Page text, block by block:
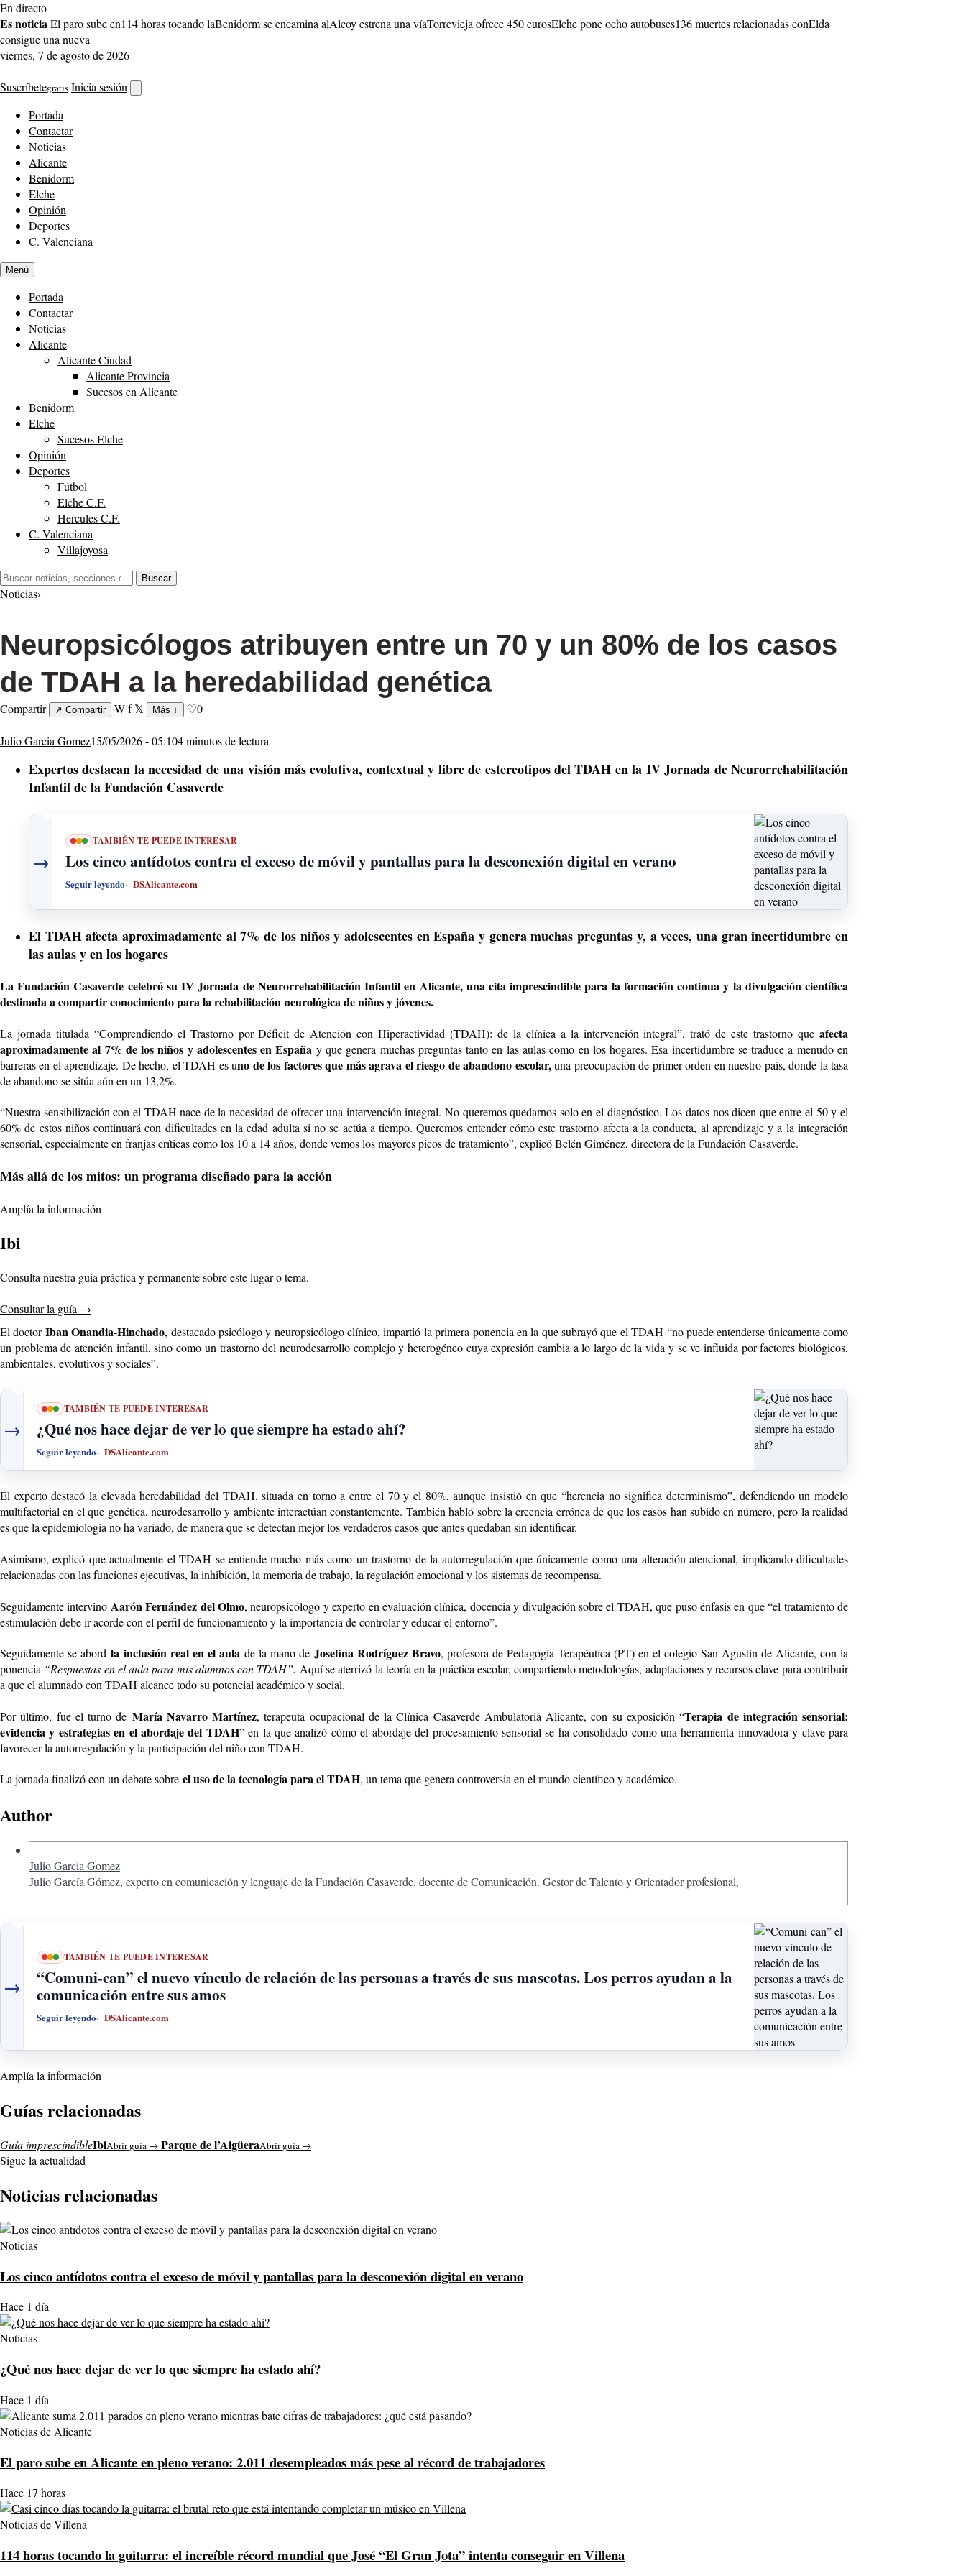
Saltar
al
contenido
En directo
Es noticiaEl paro sube en114 horas tocando laBenidorm se encamina alAlcoy estrena una víaTorrevieja ofrece 450 eurosElche pone ocho autobuses136 muertes relacionadas conElda
consigue una nueva
viernes, 7 de agosto de 2026
Suscríbetegratis Inicia sesión
buscador
Portada
Contactar
Noticias
Alicante
Benidorm
Elche
Opinión
Deportes
C. Valenciana
Menú
Portada
Contactar
Noticias
Alicante
Alicante Ciudad
Alicante Provincia
Sucesos en Alicante
Benidorm
Elche
Sucesos Elche
Opinión
Deportes
Fútbol
Elche C.F.
Hercules C.F.
C. Valenciana
Villajoyosa
Buscar:
Buscar
Noticias›
Neuropsicólogos atribuyen entre un 70 y un 80% de los casos
de TDAH a la heredabilidad genética
Compartir ↗ Compartir Wf 𝕏 Más ↓ ♡0
Julio Garcia Gomez15/05/2026 - 05:104 minutos de lectura
Expertos destacan la necesidad de una visión más evolutiva, contextual y libre de estereotipos del TDAH en la IV Jornada de Neurorrehabilitación
Infantil de la Fundación Casaverde
→
TAMBIÉN TE PUEDE INTERESAR
Los cinco antídotos contra el exceso de móvil y pantallas para la desconexión digital en verano
Seguir leyendo DSAlicante.com
El TDAH afecta aproximadamente al 7% de los niños y adolescentes en España y genera muchas preguntas y, a veces, una gran incertidumbre en
las aulas y en los hogares
La Fundación Casaverde celebró su IV Jornada de Neurorrehabilitación Infantil en Alicante, una cita imprescindible para la formación continua y la divulgación científica
destinada a compartir conocimiento para la rehabilitación neurológica de niños y jóvenes.
La jornada titulada “Comprendiendo el Trastorno por Déficit de Atención con Hiperactividad (TDAH): de la clínica a la intervención integral”, trató de este trastorno que afecta
aproximadamente al 7% de los niños y adolescentes en España y que genera muchas preguntas tanto en las aulas como en los hogares. Esa incertidumbre se traduce a menudo en
barreras en el aprendizaje. De hecho, el TDAH es uno de los factores que más agrava el riesgo de abandono escolar,una preocupación de primer orden en nuestro país, donde la tasa
de abandono se sitúa aún en un 13,2%.
“Nuestra sensibilización con el TDAH nace de la necesidad de ofrecer una intervención integral. No queremos quedarnos solo en el diagnóstico. Los datos nos dicen que entre el 50 y el
60% de estos niños continuará con dificultades en la edad adulta si no se actúa a tiempo. Queremos entender cómo este trastorno afecta a la conducta, al aprendizaje y a la integración
sensorial, especialmente en franjas críticas como los 10 a 14 años, donde vemos los mayores picos de tratamiento”, explicó Belén Giménez, directora de la Fundación Casaverde.
Más allá de los mitos: un programa diseñado para la acción
Amplía la información
Ibi
Consulta nuestra guía práctica y permanente sobre este lugar o tema.
Consultar la guía →
El doctorIban Onandia-Hinchado, destacado psicólogo y neuropsicólogo clínico, impartió la primera ponencia en la que subrayó que el TDAH “no puede entenderse únicamente como
un problema de atención infantil, sino como un trastorno del neurodesarrollo complejo y heterogéneo cuya expresión cambia a lo largo de la vida y se ve influida por factores biológicos,
ambientales, evolutivos y sociales”.
→
TAMBIÉN TE PUEDE INTERESAR
¿Qué nos hace dejar de ver lo que siempre ha estado ahí?
Seguir leyendo DSAlicante.com
El experto destacó la elevada heredabilidad del TDAH, situada en torno a entre el 70 y el 80%, aunque insistió en que “herencia no significa determinismo”, defendiendo un modelo
multifactorial en el que genética, neurodesarrollo y ambiente interactúan constantemente. También habló sobre la creencia errónea de que los casos han subido en número, pero la realidad
es que la epidemiología no ha variado, de manera que se detectan mejor los verdaderos casos que antes quedaban sin identificar.
Asimismo, explicó que actualmente el TDAH se entiende mucho más como un trastorno de la autorregulación que únicamente como una alteración atencional, implicando dificultades
relacionadas con las funciones ejecutivas, la inhibición, la memoria de trabajo, la regulación emocional y los sistemas de recompensa.
Seguidamente intervino Aarón Fernández del Olmo, neuropsicólogo y experto en evaluación clínica, docencia y divulgación sobre el TDAH, que puso énfasis en que “el tratamiento de
estimulación debe ir acorde con el perfil de funcionamiento y la importancia de controlar y educar el entorno”.
Seguidamente se abord la inclusión real en el aula de la mano de Josefina Rodríguez Bravo, profesora de Pedagogía Terapéutica (PT) en el colegio San Agustín de Alicante, con la
ponencia “Respuestas en el aula para mis alumnos con TDAH”. Aquí se aterrizó la teoría en la práctica escolar, compartiendo metodologías, adaptaciones y recursos clave para contribuir
a que el alumnado con TDAH alcance todo su potencial académico y social.
Por último, fue el turno de María Navarro Martínez, terapeuta ocupacional de la Clínica Casaverde Ambulatoria Alicante, con su exposición “Terapia de integración sensorial:
evidencia y estrategias en el abordaje del TDAH” en la que analizó cómo el abordaje del procesamiento sensorial se ha consolidado como una herramienta innovadora y clave para
favorecer la autorregulación y la participación del niño con TDAH.
La jornada finalizó con un debate sobre el uso de la tecnología para el TDAH, un tema que genera controversia en el mundo científico y académico.
Author
Julio Garcia Gomez
Julio García Gómez, experto en comunicación y lenguaje de la Fundación Casaverde, docente de Comunicación. Gestor de Talento y Orientador profesional,
→
TAMBIÉN TE PUEDE INTERESAR
“Comuni-can” el nuevo vínculo de relación de las personas a través de sus mascotas. Los perros ayudan a la
comunicación entre sus amos
Seguir leyendo DSAlicante.com
Amplía la información
Guías relacionadas
Guía imprescindibleIbiAbrir guía → Parque de l’AigüeraAbrir guía →
Sigue la actualidad
Noticias relacionadas
Noticias
Los cinco antídotos contra el exceso de móvil y pantallas para la desconexión digital en verano
Hace 1 día
Noticias
¿Qué nos hace dejar de ver lo que siempre ha estado ahí?
Hace 1 día
Noticias de Alicante
El paro sube en Alicante en pleno verano: 2.011 desempleados más pese al récord de trabajadores
Hace 17 horas
Noticias de Villena
114 horas tocando la guitarra: el increíble récord mundial que José “El Gran Jota” intenta conseguir en Villena